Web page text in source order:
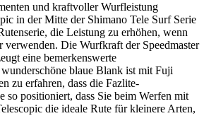
und kraftvoller Wurfleistung
in der Mitte der Shimano Tele Surf Serie
die Leistung zu erhöhen, wenn
Die Wurfkraft der Speedmaster
eine bemerkenswerte
blaue Blank ist mit Fuji
zu erfahren, dass die Fazlite-
positioniert, dass Sie beim Werfen mit
die ideale Rute für kleinere Arten,